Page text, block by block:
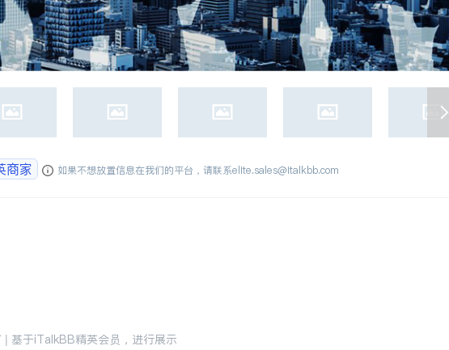
商家 如果不想放置信息在我们的平台，请联系elite.sales@italkbb.com
| 基于iTalkBB精英会员，进行展示